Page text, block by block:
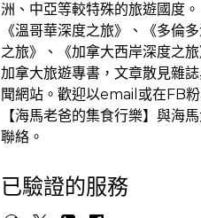
洲、中亞等較特殊的旅遊國度
《溫哥華深度之旅》、《多倫
之旅》、《加拿大西岸深度之
加拿大旅遊專書，文章散見雜
聞網站。歡迎以email或在FB
【海馬老爸的集食行樂】與海
聯絡。
已驗證的服務